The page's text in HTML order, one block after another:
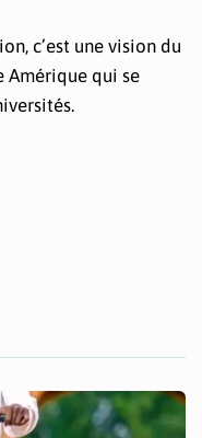
c’est une vision du
Amérique qui se